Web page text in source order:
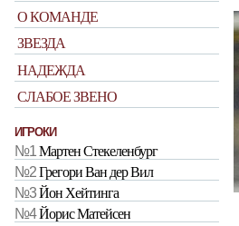
О КОМАНДЕ
ЗВЕЗДА
НАДЕЖДА
СЛАБОЕ ЗВЕНО
ИГРОКИ
№1Мартен Стекеленбург
№2Грегори Ван дер Вил
№3Йон Хейтинга
№4Йорис Матейсен